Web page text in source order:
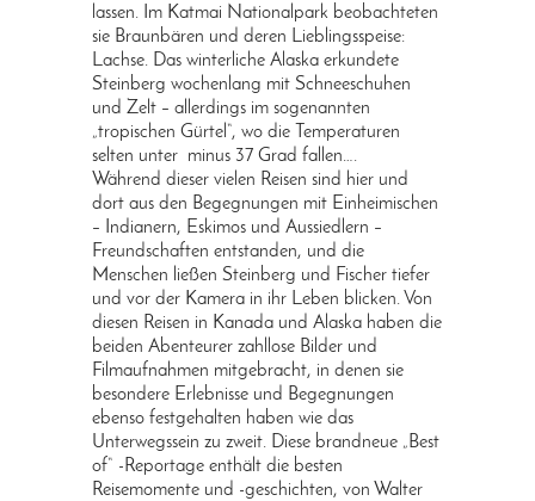
lassen. Im Katmai Nationalpark beobachteten
sie Braunbären und deren Lieblingsspeise:
Lachse. Das winterliche Alaska erkundete
Steinberg wochenlang mit Schneeschuhen
und Zelt – allerdings im sogenannten
„tropischen Gürtel“, wo die Temperaturen
selten unter minus 37 Grad fallen….
Während dieser vielen Reisen sind hier und
dort aus den Begegnungen mit Einheimischen
– Indianern, Eskimos und Aussiedlern –
Freundschaften entstanden, und die
Menschen ließen Steinberg und Fischer tiefer
und vor der Kamera in ihr Leben blicken. Von
diesen Reisen in Kanada und Alaska haben die
beiden Abenteurer zahllose Bilder und
Filmaufnahmen mitgebracht, in denen sie
besondere Erlebnisse und Begegnungen
ebenso festgehalten haben wie das
Unterwegssein zu zweit. Diese brandneue „Best
of“ -Reportage enthält die besten
Reisemomente und -geschichten, von Walter